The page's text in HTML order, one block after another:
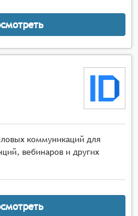
видео и
для организации
и мнениями по
и обсуждениях,
коммуникаций для
вебинаров и других